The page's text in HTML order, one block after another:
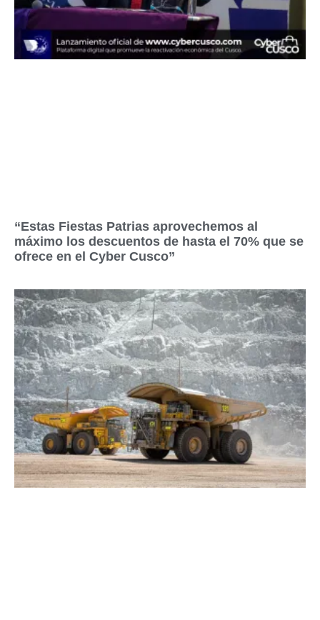
“Estas Fiestas Patrias aprovechemos al
máximo los descuentos de hasta el 70% que se
ofrece en el Cyber Cusco”